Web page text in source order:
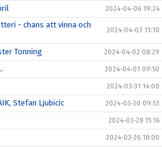
2024-04-06 19:24
- chans att vinna och
2024-04-03 11:10
Tonning 2024-04-02 08:29
2024-04-01 09:50
2024-03-31 14:00
Stefan Ljubicic 2024-03-30 09:53
2024-03-28 15:16
2024-03-26 18:00